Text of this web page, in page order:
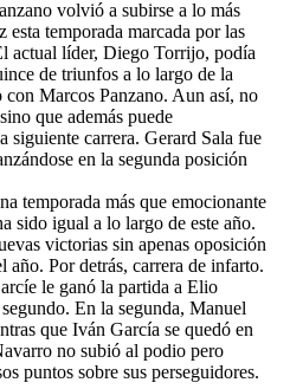
volvió a subirse a lo más
temporada marcada por las
actual líder, Diego Torrijo, podía
de triunfos a lo largo de la
Marcos Panzano. Aun así, no
que además puede
siguiente carrera. Gerard Sala fue
en la segunda posición
temporada más que emocionante
sido igual a lo largo de este año.
victorias sin apenas oposición
año. Por detrás, carrera de infarto.
le ganó la partida a Elio
En la segunda, Manuel
que Iván García se quedó en
no subió al podio pero
puntos sobre sus perseguidores.